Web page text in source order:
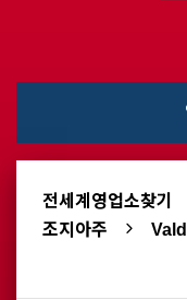
전세계영업소찾기
조지아주